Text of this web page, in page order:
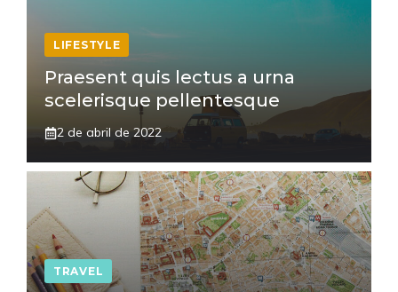
LIFESTYLE
Praesent quis lectus a urna
scelerisque pellentesque
2 de abril de 2022
TRAVEL